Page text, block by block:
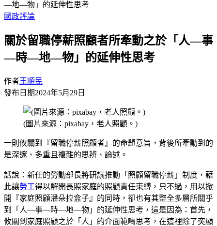
—地—物」的延伸性思考
國政評論
關於留職停薪照顧者所牽動之於「人—事
—時—地—物」的延伸性思考
作者王順民
發布日期2024年5月29日
(圖片來源：pixabay，老人照顧。)
一則攸關到『留職停薪照顧者』的命題意旨，背後所牽動到的
是深邃、多重且複雜的思辨、論述。
話說：新任的勞動部長將研議推動「照顧留職停薪」制度，藉
此讓勞工得以解開長照家庭的照顧責任束縛，只不過，用以掀
開『家庭照顧潘朵拉盒子』的同時，卻也有其整全多層所關乎
到「人—事—時—地—物」的延伸性思考，這是因為：首先，
攸關到家庭照顧之於「人」的介面範疇思考，在這裡除了突顯